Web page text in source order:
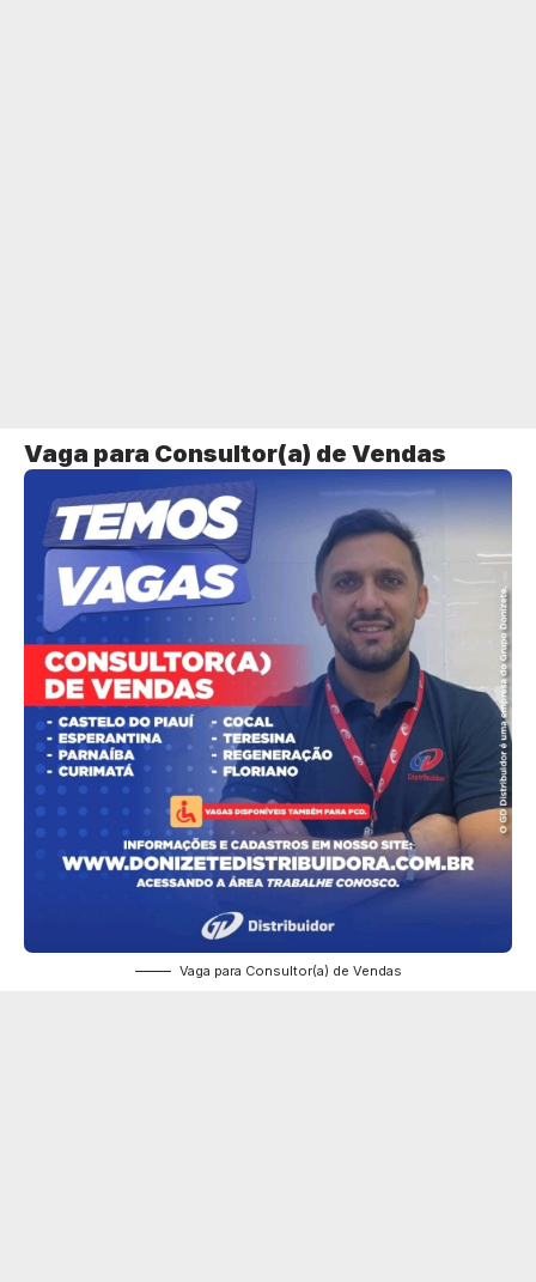
Vaga para Consultor(a) de Vendas
Vaga para Consultor(a) de Vendas